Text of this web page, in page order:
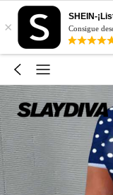
×
SHEIN-
Consigue